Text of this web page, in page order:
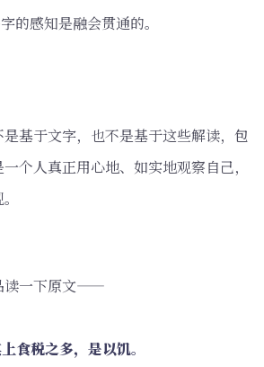
的感知是融会贯通的。
基于文字，也不是基于这些解读，包
个人真正用心地、如实地观察自己，
读一下原文——
食税之多，是以饥。